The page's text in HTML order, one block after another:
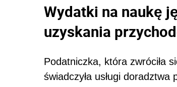
Wydatki na naukę
uzyskania
Podatniczka, która zwróciła
świadczyła usługi